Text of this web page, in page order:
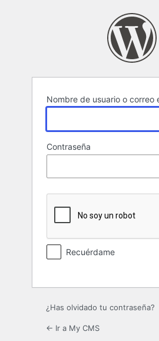
Nombre de usuario o correo
Contraseña
Recuérdame
¿Has olvidado tu contraseña?
← Ir a My CMS